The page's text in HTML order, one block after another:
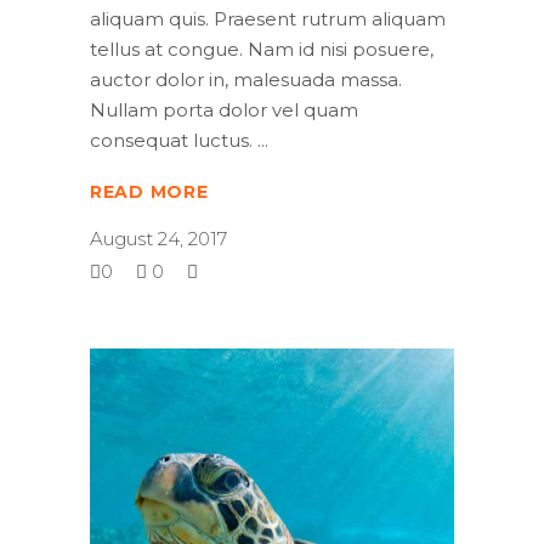
aliquam quis. Praesent rutrum aliquam
tellus at congue. Nam id nisi posuere,
auctor dolor in, malesuada massa.
Nullam porta dolor vel quam
consequat luctus.
READ MORE
August 24, 2017
0
0